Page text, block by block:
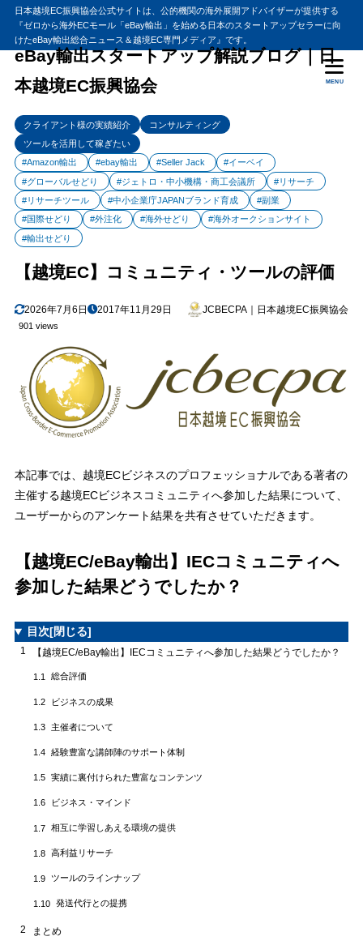
日本越境EC振興協会公式サイトは、公的機関の海外展開アドバイザーが提供する
『ゼロから海外ECモール「eBay輸出」を始める日本のスタートアップセラーに向
けたeBay輸出総合ニュース＆越境EC専門メディア』です。
eBay輸出スタートアップ解説ブログ｜日
本越境EC振興協会
MENU
クライアント様の実績紹介
コンサルティング
ツールを活用して稼ぎたい
#Amazon輸出
#ebay輸出 #Seller Jack
#イーベイ
#グローバルせどり
#ジェトロ・中小機構・商工会議所
#リサーチ
#リサーチツール
#中小企業庁JAPANブランド育成
#副業
#国際せどり
#外注化 #海外せどり
#海外オークションサイト
#輸出せどり
【越境EC】コミュニティ・ツールの評価
2026年7月6日 2017年11月29日 JCBECPA｜日本越境EC振興協会
901 views
本記事では、越境ECビジネスのプロフェッショナルである著者の
主催する越境ECビジネスコミュニティへ参加した結果について、
ユーザーからのアンケート結果を共有させていただきます。
【越境EC/eBay輸出】IECコミュニティへ
参加した結果どうでしたか？
目次[閉じる]
1 【越境EC/eBay輸出】IECコミュニティへ参加した結果どうでしたか？
1.1 総合評価
1.2 ビジネスの成果
1.3 主催者について
1.4 経験豊富な講師陣のサポート体制
1.5 実績に裏付けられた豊富なコンテンツ
1.6 ビジネス・マインド
1.7 相互に学習しあえる環境の提供
1.8 高利益リサーチ
1.9 ツールのラインナップ
1.10 発送代行との提携
2 まとめ
目次
1 【越境EC/eBay輸出】IECコミュニティへ参加した結果どうでし
1.1 総合評価
1.2 ビジネスの成果
1.3 主催者について
1.4 経験豊富な講師陣のサポート体制
1.5 実績に裏付けられた豊富なコンテンツ
1.7 相互に学習しあえる環境の提供
1.8 高利益リサーチ
1.9
1.10 発送代行との提携
2 まとめ